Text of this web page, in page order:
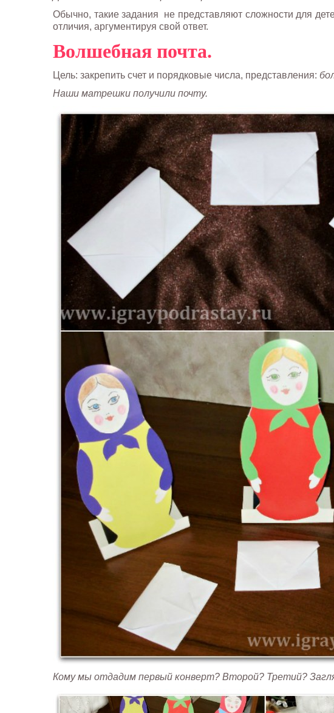
Обычно, такие задания не представляют сложности для
отличия, аргументируя свой ответ.
Волшебная почта.
Цель: закрепить счет и порядковые числа, представления:
Наши матрешки получили почту.
Кому мы отдадим первый конверт? Второй? Третий?